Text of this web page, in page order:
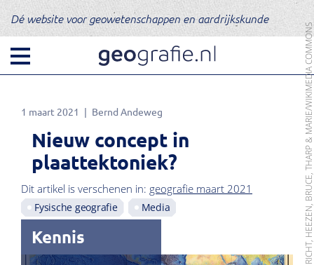
Dé website voor geowetenschappen en aardrijkskunde
1 maart 2021 Bernd Andeweg
Nieuw concept in
plaattektoniek?
Dit artikel is verschenen in: geografie maart 2021
Fysische geografie Media
Kennis BEELD: BERANN, HEINRICHT, HEEZEN, BRUCE, THARP & MARIE/WIKIMEDIA COMMONS